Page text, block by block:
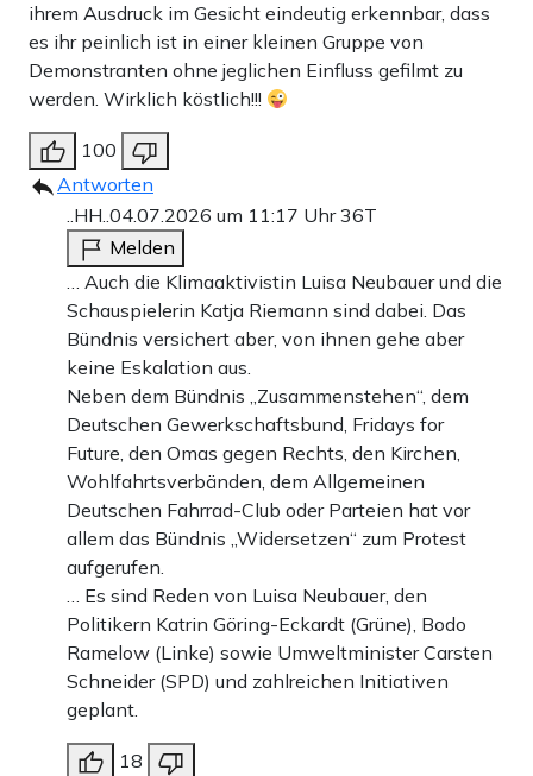
ihrem Ausdruck im Gesicht eindeutig erkennbar, dass
es ihr peinlich ist in einer kleinen Gruppe von
Demonstranten ohne jeglichen Einfluss gefilmt zu
werden. Wirklich köstlich!!!
100
Antworten
..HH..04.07.2026 um 11:17 Uhr36T
Melden
… Auch die Klimaaktivistin Luisa Neubauer und die
Schauspielerin Katja Riemann sind dabei. Das
Bündnis versichert aber, von ihnen gehe aber
keine Eskalation aus.
Neben dem Bündnis „Zusammenstehen“, dem
Deutschen Gewerkschaftsbund, Fridays for
Future, den Omas gegen Rechts, den Kirchen,
Wohlfahrtsverbänden, dem Allgemeinen
Deutschen Fahrrad-Club oder Parteien hat vor
allem das Bündnis „Widersetzen“ zum Protest
aufgerufen.
… Es sind Reden von Luisa Neubauer, den
Politikern Katrin Göring-Eckardt (Grüne), Bodo
Ramelow (Linke) sowie Umweltminister Carsten
Schneider (SPD) und zahlreichen Initiativen
geplant.
18